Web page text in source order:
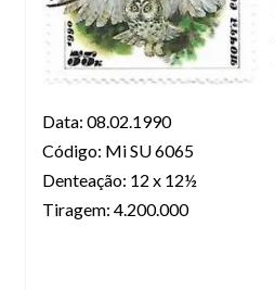
Data: 08.02.1990
Código: Mi SU 6065
Denteação: 12 x 12½
Tiragem: 4.200.000